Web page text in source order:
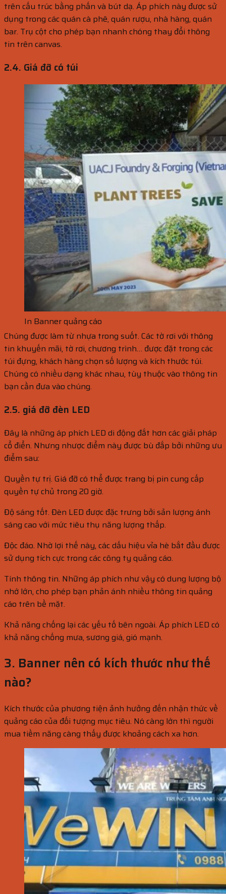
trên cấu trúc bằng phấn và bút dạ. Áp phích này được sử
dụng trong các quán cà phê, quán rượu, nhà hàng, quán
bar. Trụ cột cho phép bạn nhanh chóng thay đổi thông
tin trên canvas.
2.4. Giá đỡ có túi
In Banner quảng cáo
Chúng được làm từ nhựa trong suốt. Các tờ rơi với thông
tin khuyến mãi, tờ rơi, chương trình… được đặt trong các
túi đựng, khách hàng chọn số lượng và kích thước túi.
Chúng có nhiều dạng khác nhau, tùy thuộc vào thông tin
bạn cần đưa vào chúng.
2.5. giá đỡ đèn LED
Đây là những áp phích LED di động đắt hơn các giải pháp
cổ điển. Nhưng nhược điểm này được bù đắp bởi những ưu
điểm sau:
Quyền tự trị. Giá đỡ có thể được trang bị pin cung cấp
quyền tự chủ trong 20 giờ.
Độ sáng tốt. Đèn LED được đặc trưng bởi sản lượng ánh
sáng cao với mức tiêu thụ năng lượng thấp.
Độc đáo. Nhờ lợi thế này, các dấu hiệu vỉa hè bắt đầu được
sử dụng tích cực trong các công ty quảng cáo.
Tính thông tin. Những áp phích như vậy có dung lượng bộ
nhớ lớn, cho phép bạn phản ánh nhiều thông tin quảng
cáo trên bề mặt.
Khả năng chống lại các yếu tố bên ngoài. Áp phích LED có
khả năng chống mưa, sương giá, gió mạnh.
3. Banner nên có kích thước như thế
nào?
Kích thước của phương tiện ảnh hưởng đến nhận thức về
quảng cáo của đối tượng mục tiêu. Nó càng lớn thì người
mua tiềm năng càng thấy được khoảng cách xa hơn.